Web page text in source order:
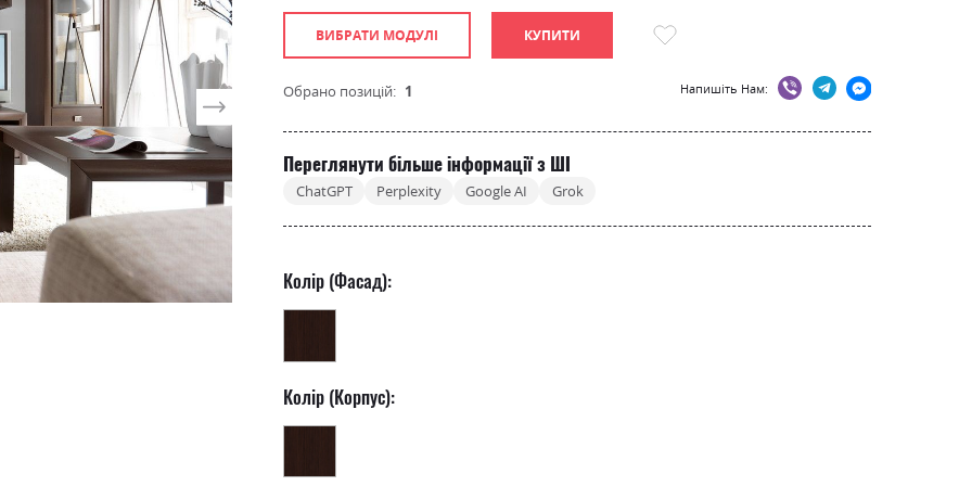
ВИБРАТИ МОДУЛІ КУПИТИ
Напишіть Нам:
Обрано позицій: 1
Переглянути більше інформації з ШІ
ChatGPT Perplexity Google AI Grok
Колір (Фасад):
Колір (Корпус):